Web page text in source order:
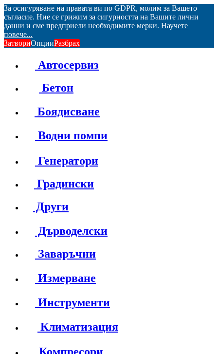
За осигуряване на правата ви по GDPR, молим за Вашето
съгласие. Ние се грижим за сигурността на Вашите лични
данни и сме предприели необходимите мерки. Научете
повече...
ЗатвориОпцииРазбрах
Автосервиз
Бетон
Боядисване
Водни помпи
Генератори
Градински
Други
Дърводелски
Заваръчни
Измерване
Инструменти
Климатизация
Компресори